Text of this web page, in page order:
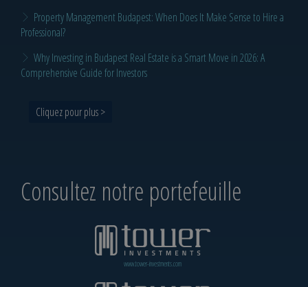
Property Management Budapest: When Does It Make Sense to Hire a
Professional?
Why Investing in Budapest Real Estate is a Smart Move in 2026: A
Comprehensive Guide for Investors
Cliquez pour plus >
Consultez notre portefeuille
www.tower-investments.com